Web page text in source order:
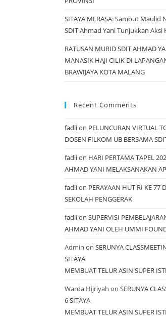
SITAYA MERASA: Sambut Maulid
SDIT Ahmad Yani Tunjukkan Aksi
RATUSAN MURID SDIT AHMAD
MANASIK HAJI CILIK DI
BRAWIJAYA KOTA MALANG
Recent Comments
fadlion PELUNCURAN VIRTUAL
DOSEN FILKOM UB BERSAMA
fadlion HARI PERTAMA TAPEL
AHMAD YANI MELAKSANAKAN
fadlion PERAYAAN HUT RI KE 77
SEKOLAH PENGGERAK
fadlion SUPERVISI
AHMAD YANI OLEH UMMI
Admin on SERUNYA
SITAYA
MEMBUAT TELUR ASIN SUPER
Warda Hijriyah on SERUNYA
6 SITAYA
MEMBUAT TELUR ASIN SUPER